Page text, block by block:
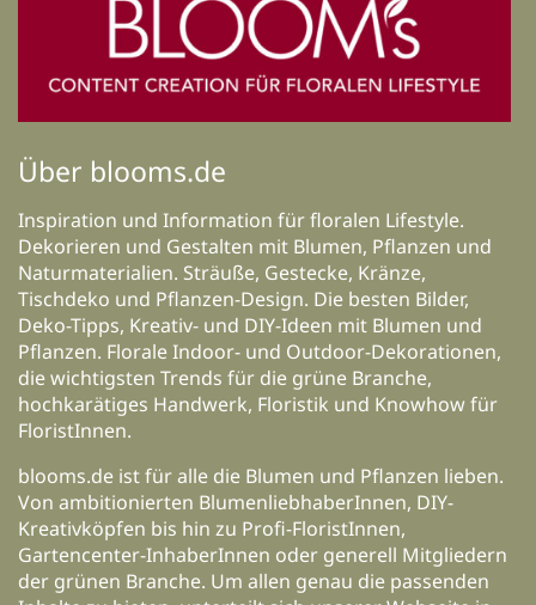
Über blooms.de
Inspiration und Information für floralen Lifestyle.
Dekorieren und Gestalten mit Blumen, Pflanzen und
Naturmaterialien. Sträuße, Gestecke, Kränze,
Tischdeko und Pflanzen-Design. Die besten Bilder,
Deko-Tipps, Kreativ- und DIY-Ideen mit Blumen und
Pflanzen. Florale Indoor- und Outdoor-Dekorationen,
die wichtigsten Trends für die grüne Branche,
hochkarätiges Handwerk, Floristik und Knowhow für
FloristInnen.
blooms.de ist für alle die Blumen und Pflanzen lieben.
Von ambitionierten BlumenliebhaberInnen, DIY-
Kreativköpfen bis hin zu Profi-FloristInnen,
Gartencenter-InhaberInnen oder generell Mitgliedern
der grünen Branche. Um allen genau die passenden